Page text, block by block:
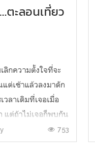
ตะลอนเที่ยว
กความตั้งใจที่จะ
ต่เช้าแล้วลงมาดัก
ลาเดิมที่เจอเมื่อ
แต่ถ้าไม่เจอก็พบกัน
งออกไปข้างนอกทั้ง
753